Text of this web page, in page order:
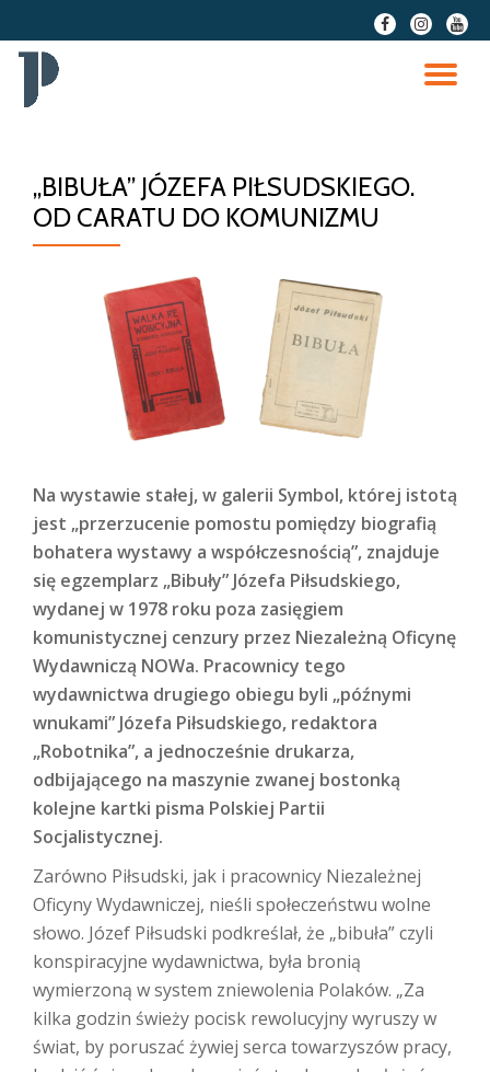
Przeskocz
fa-
facebook
fa-
instagram
fa-
„BIBUŁA” JÓZEFA PIŁSUDSKIEGO.
OD CARATU DO KOMUNIZMU
Na wystawie stałej, w galerii Symbol, której istotą
jest „przerzucenie pomostu pomiędzy biografią
bohatera wystawy a współczesnością”, znajduje
się egzemplarz „Bibuły” Józefa Piłsudskiego,
wydanej w 1978 roku poza zasięgiem
komunistycznej cenzury przez Niezależną Oficynę
Wydawniczą NOWa. Pracownicy tego
wydawnictwa drugiego obiegu byli „późnymi
wnukami” Józefa Piłsudskiego, redaktora
„Robotnika”, a jednocześnie drukarza,
odbijającego na maszynie zwanej bostonką
kolejne kartki pisma Polskiej Partii
Socjalistycznej.
Zarówno Piłsudski, jak i pracownicy Niezależnej
Oficyny Wydawniczej, nieśli społeczeństwu wolne
słowo. Józef Piłsudski podkreślał, że „bibuła” czyli
konspiracyjne wydawnictwa, była bronią
wymierzoną w system zniewolenia Polaków. „Za
kilka godzin świeży pocisk rewolucyjny wyruszy w
świat, by poruszać żywiej serca towarzyszów pracy,